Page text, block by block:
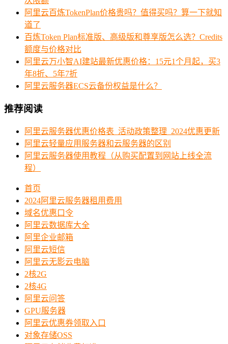
阿里云百炼TokenPlan价格贵吗？值得买吗？算一下就知
道了
百炼Token Plan标准版、高级版和尊享版怎么选？Credits
额度与价格对比
阿里云万小智AI建站最新优惠价格：15元1个月起，买3
年8折、5年7折
阿里云服务器ECS云备份权益是什么？
推荐阅读
阿里云服务器优惠价格表_活动政策整理_2024优惠更新
阿里云轻量应用服务器和云服务器的区别
阿里云服务器使用教程（从购买配置到网站上线全流
程）
首页
2024阿里云服务器租用费用
域名优惠口令
阿里云数据库大全
阿里企业邮箱
阿里云短信
阿里云无影云电脑
2核2G
2核4G
阿里云问答
GPU服务器
阿里云优惠券领取入口
对象存储OSS